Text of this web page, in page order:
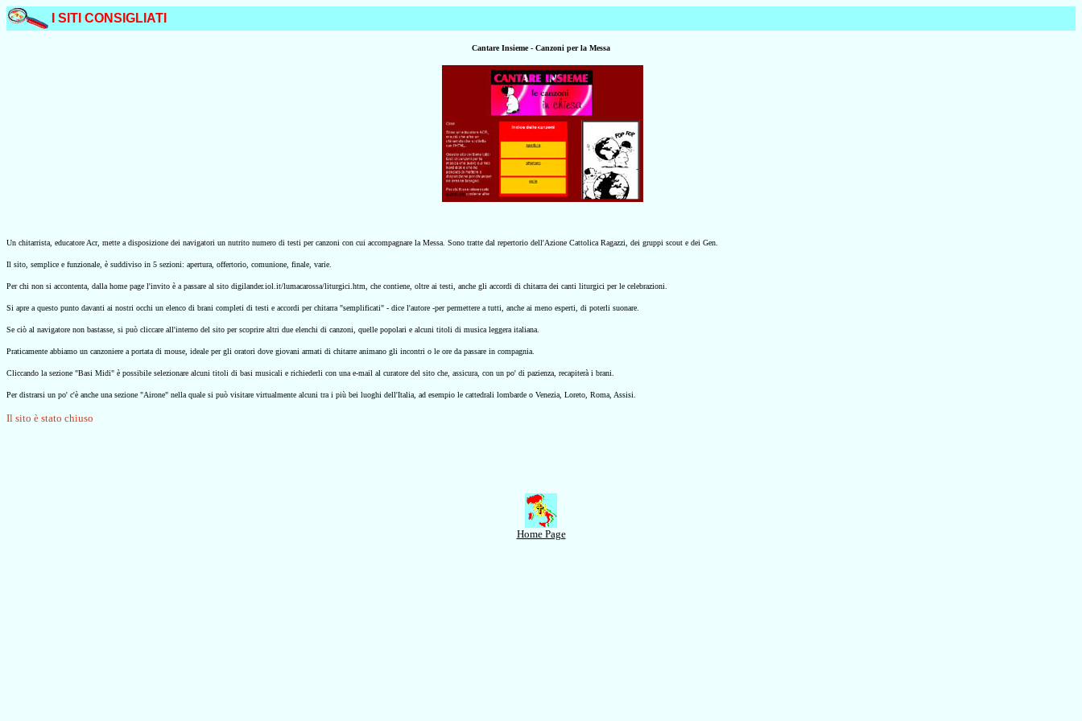
I SITI CONSIGLIATI
Cantare Insieme - Canzoni per la Messa
Un chitarrista, educatore Acr, mette a disposizione dei navigatori un nutrito numero di testi per canzoni con cui accompagnare la Messa. Sono tratte dal repertorio dell'Azione Cattolica Ragazzi, dei gruppi scout e dei Gen.
Il sito, semplice e funzionale, è suddiviso in 5 sezioni: apertura, offertorio, comunione, finale, varie.
Per chi non si accontenta, dalla home page l'invito è a passare al sito digilander.iol.it/lumacarossa/liturgici.htm , che contiene, oltre ai testi, anche gli accordi di chitarra dei canti liturgici per le celebrazioni.
Si apre a questo punto davanti ai nostri occhi un elenco di brani completi di testi e accordi per chitarra "semplificati" - dice l'autore -per permettere a tutti, anche ai meno esperti, di poterli suonare.
Se ciò al navigatore non bastasse, si può cliccare all'interno del sito per scoprire altri due elenchi di canzoni, quelle popolari e alcuni titoli di musica leggera italiana.
Praticamente abbiamo un canzoniere a portata di mouse, ideale per gli oratori dove giovani armati di chitarre animano gli incontri o le ore da passare in compagnia.
Cliccando la sezione "Basi Midi" è possibile selezionare alcuni titoli di basi musicali e richiederli con una e-mail al curatore del sito che, assicura, con un po' di pazienza, recapiterà i brani.
Per distrarsi un po' c'è anche una sezione "Airone" nella quale si può visitare virtualmente alcuni tra i più bei luoghi dell'Italia, ad esempio le cattedrali lombarde o Venezia, Loreto, Roma, Assisi.
Il sito è stato chiuso
Home Page